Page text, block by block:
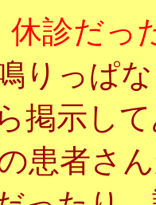
休診だっ
りっぱ
掲示し
患者さ